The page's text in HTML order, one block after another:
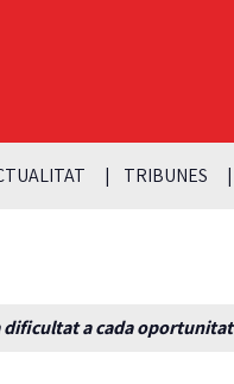
TRIBUNES
dificultat a cada